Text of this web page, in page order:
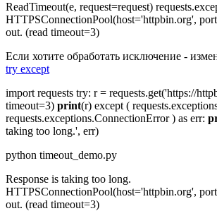
ReadTimeout(e, request=request)
HTTPSConnectionPool(host='httpbin.org',
out. (read timeout=3)
Если хотите обработать исключение -
try except
import requests try: r = requests.get('https://
timeout=3) print(r) except (
requests.exceptions.ConnectionError) as err:
taking too long.', err)
python timeout_demo.py
Response is taking too long.
HTTPSConnectionPool(host='httpbin.org',
out. (read timeout=3)